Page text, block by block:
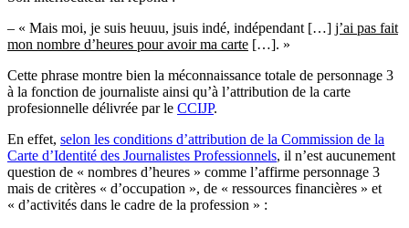
– « Mais moi, je suis heuuu, jsuis indé, indépendant […] j’ai pas fait
mon nombre d’heures pour avoir ma carte […]. »
Cette phrase montre bien la méconnaissance totale de personnage 3
à la fonction de journaliste ainsi qu’à l’attribution de la carte
profesionnelle délivrée par le CCIJP.
En effet, selon les conditions d’attribution de la Commission de la
Carte d’Identité des Journalistes Professionnels, il n’est aucunement
question de « nombres d’heures » comme l’affirme personnage 3
mais de critères « d’occupation », de « ressources financières » et
« d’activités dans le cadre de la profession » :